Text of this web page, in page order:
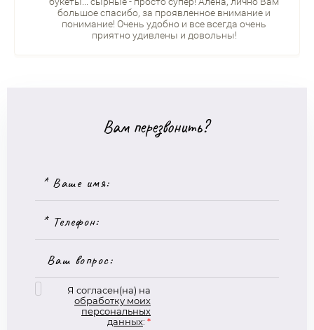
большое спасибо, за проявленное внимание и
понимание! Очень удобно и все всегда очень
приятно удивлены и довольны!
Вам перезвонить?
Я согласен(на) на
обработку моих
персональных
данных: *